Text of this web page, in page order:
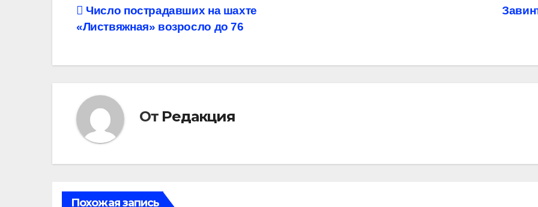
Навигация
записям
Число пострадавших на шахте
«Листвяжная» возросло до 76
От Редакция
Похожая запись